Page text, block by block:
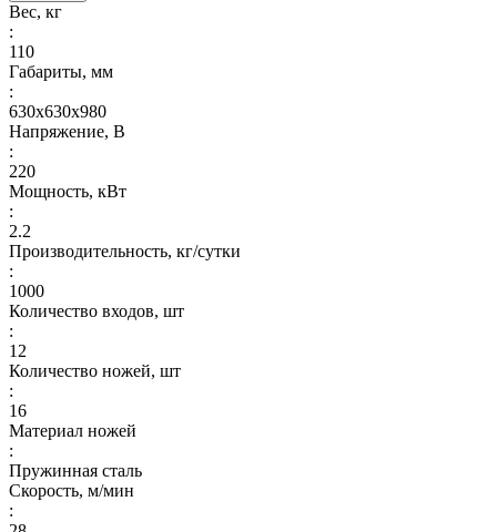
Вес, кг
:
110
Габариты, мм
:
630х630х980
Напряжение, В
:
220
Мощность, кВт
:
2.2
Производительность, кг/сутки
:
1000
Количество входов, шт
:
12
Количество ножей, шт
:
16
Материал ножей
:
Пружинная сталь
Скорость, м/мин
: